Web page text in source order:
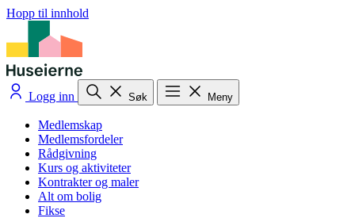
Hopp til innhold
Logg inn Søk Meny
Medlemskap
Medlemsfordeler
Rådgivning
Kurs og aktiviteter
Kontrakter og maler
Alt om bolig
Fikse